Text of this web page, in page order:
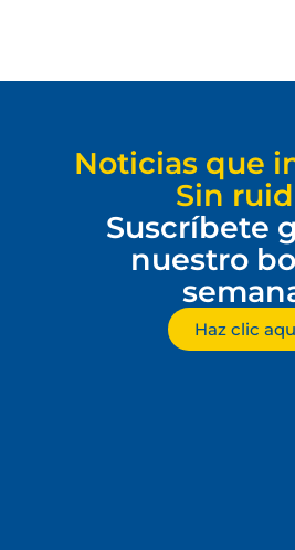
Noticias que
Sin
Suscríbete
nuestro
Haz clic